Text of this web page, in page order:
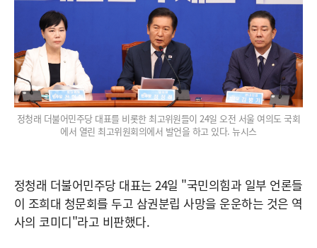
정청래 더불어민주당 대표를 비롯한 최고위원들이 24일 오전 서울 여의도 국회
에서 열린 최고위원회의에서 발언을 하고 있다. 뉴시스
정청래 더불어민주당 대표는 24일 "국민의힘과 일부 언론들
이 조희대 청문회를 두고 삼권분립 사망을 운운하는 것은 역
사의 코미디"라고 비판했다.